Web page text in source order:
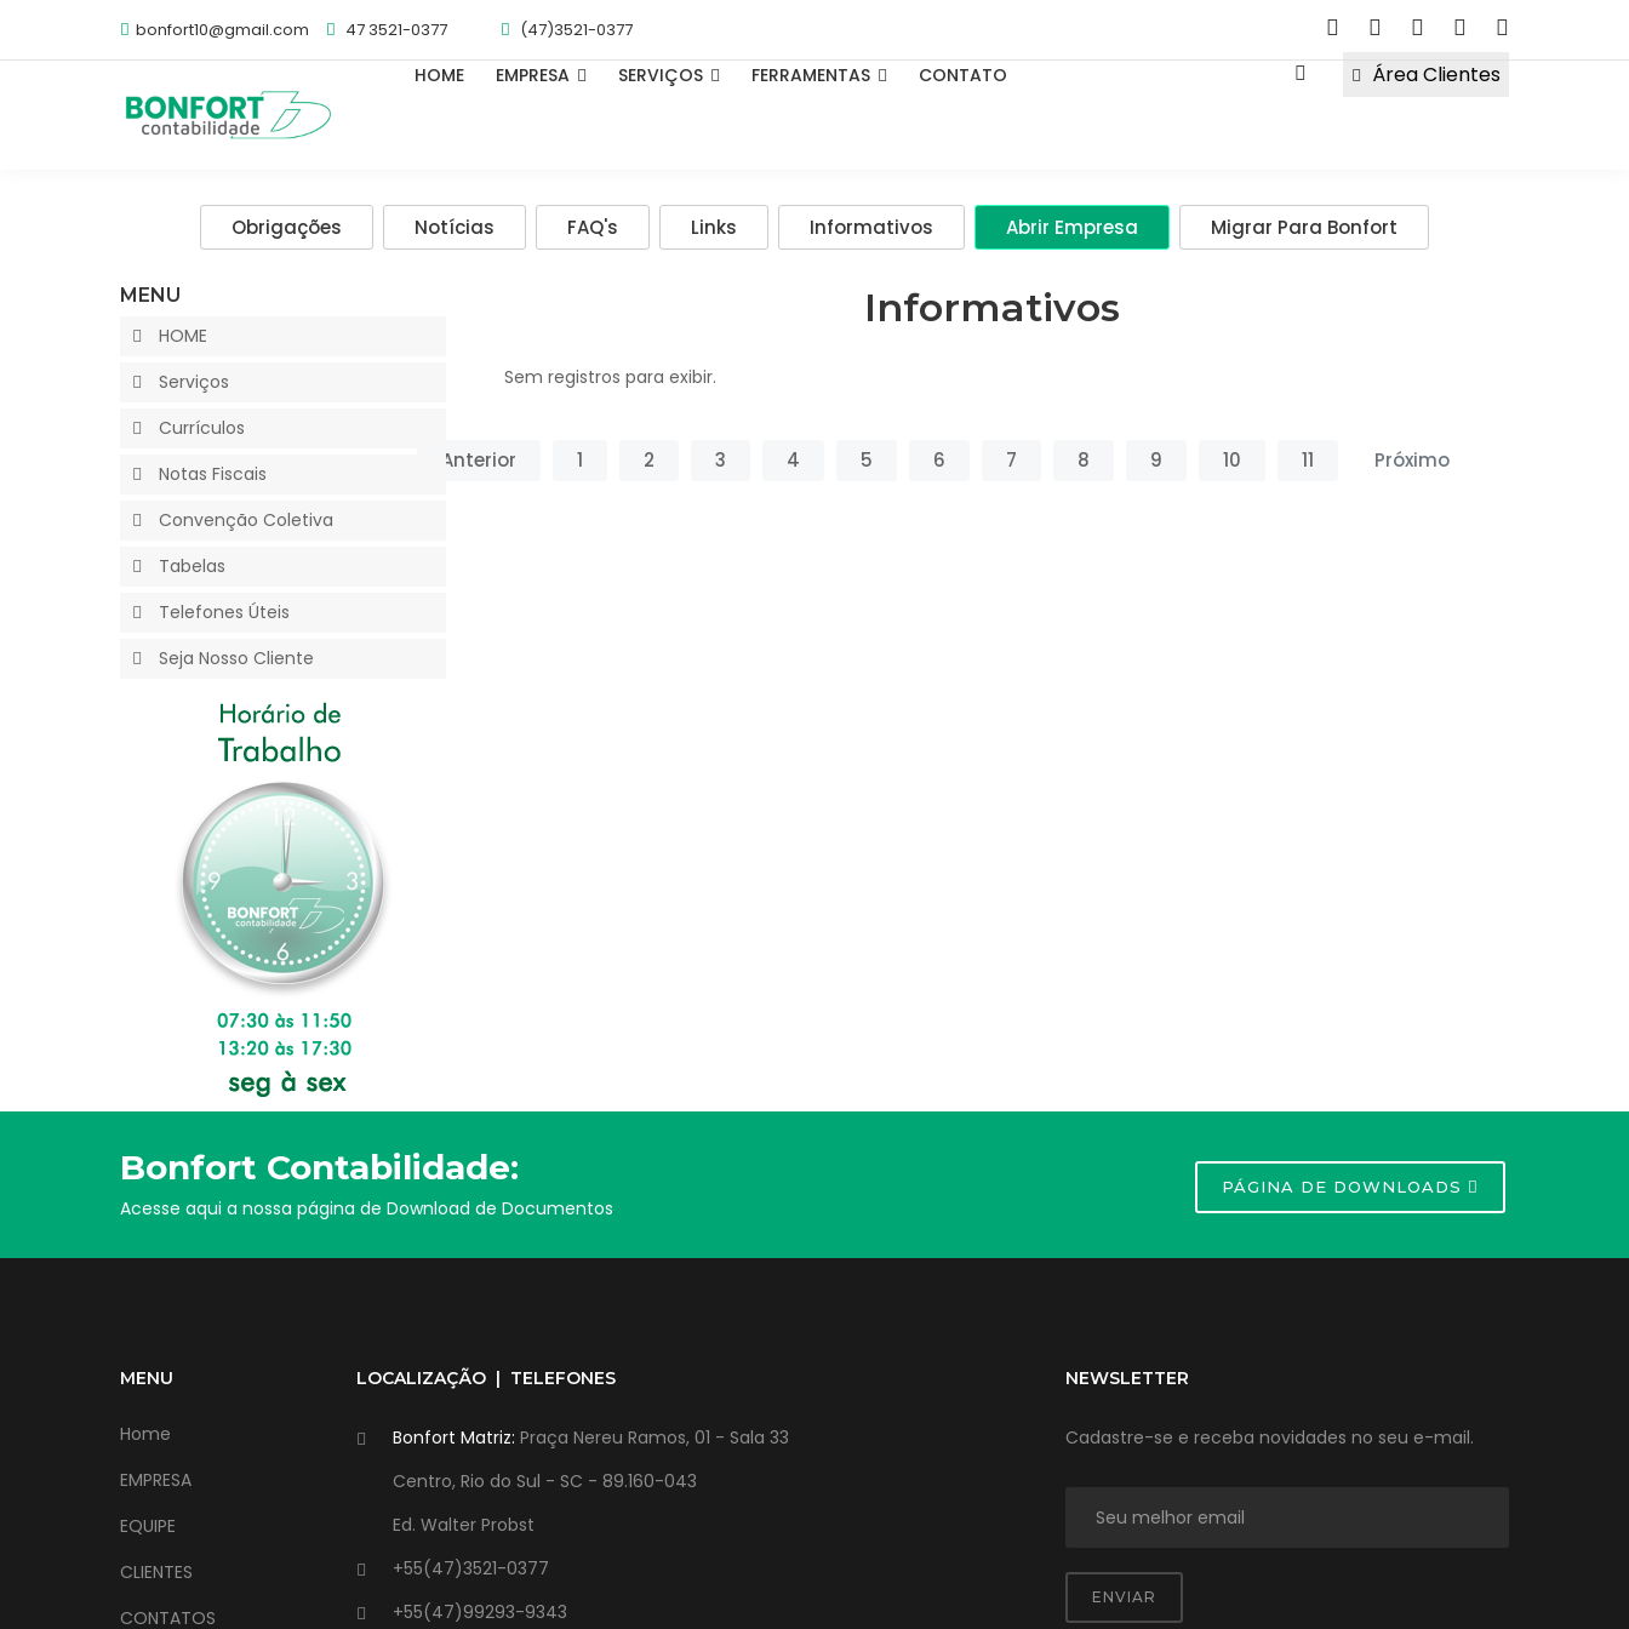
bonfort10@gmail.com 47 3521-0377 (47)3521-0377
HOME EMPRESA SERVIÇOS FERRAMENTAS CONTATO Área Clientes
Obrigações Notícias FAQ's Links Informativos Abrir Empresa Migrar Para Bonfort
Informativos
Sem registros para exibir.
Anterior 1 2 3 4 5 6 7 8 9 10 11 Próximo
MENU
HOME
Serviços
Currículos
Notas Fiscais
Convenção Coletiva
Tabelas
Telefones Úteis
Seja Nosso Cliente
Bonfort Contabilidade:
Acesse aqui a nossa página de Download de Documentos
PÁGINA DE DOWNLOADS
MENU
Home
EMPRESA
EQUIPE
CLIENTES
CONTATOS
LOCALIZAÇÃO | TELEFONES
Bonfort Matriz: Praça Nereu Ramos, 01 - Sala 33
Centro, Rio do Sul - SC - 89.160-043
Ed. Walter Probst
+55(47)3521-0377
+55(47)99293-9343
NEWSLETTER
Cadastre-se e receba novidades no seu e-mail.
ENVIAR